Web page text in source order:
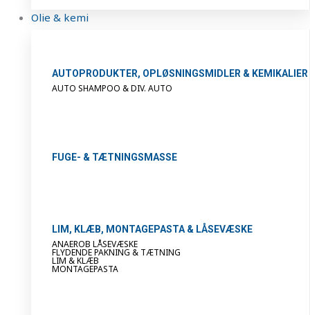
Olie & kemi
AUTOPRODUKTER, OPLØSNINGSMIDLER & KEMIKALIER
AUTO SHAMPOO & DIV. AUTO
FUGE- & TÆTNINGSMASSE
LIM, KLÆB, MONTAGEPASTA & LÅSEVÆSKE
ANAEROB LÅSEVÆSKE
FLYDENDE PAKNING & TÆTNING
LIM & KLÆB
MONTAGEPASTA